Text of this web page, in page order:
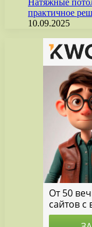
практичное
10.09.2025